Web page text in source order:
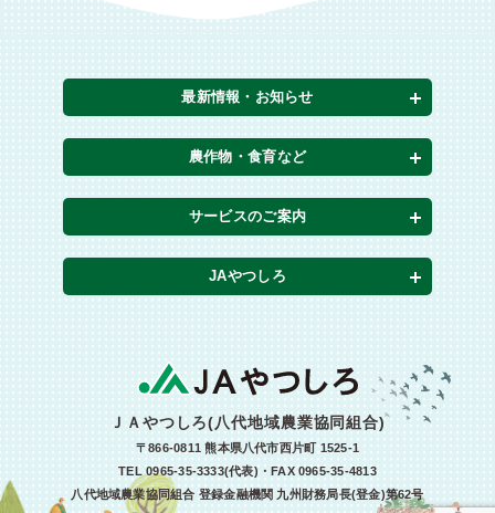
最新情報・お知らせ
農作物・食育など
サービスのご案内
JAやつしろ
ＪＡやつしろ(八代地域農業協同組合)
〒866-0811 熊本県八代市西片町 1525-1
TEL 0965-35-3333(代表)・FAX 0965-35-4813
八代地域農業協同組合 登録金融機関 九州財務局長(登金)第62号